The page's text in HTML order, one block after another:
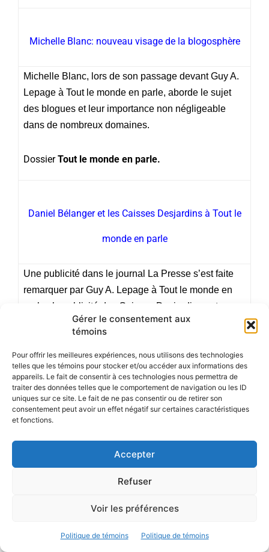
Gérer le consentement aux
témoins
Pour offrir les meilleures expériences, nous utilisons des technologies
telles que les témoins pour stocker et/ou accéder aux informations des
appareils. Le fait de consentir à ces technologies nous permettra de
traiter des données telles que le comportement de navigation ou les ID
uniques sur ce site. Le fait de ne pas consentir ou de retirer son
consentement peut avoir un effet négatif sur certaines caractéristiques
et fonctions.
Accepter
Refuser
Voir les préférences
Politique de témoins Politique de témoins
Michelle Blanc: nouveau visage de la blogosphère
Michelle Blanc, lors de son passage devant Guy A.
Lepage à Tout le monde en parle, aborde le sujet
des blogues et leur importance non négligeable
dans de nombreux domaines.
DossierTout le monde en parle.
Daniel Bélanger et les Caisses Desjardins à Tout le
monde en parle
Une publicité dans le journal La Presse s’est faite
remarquer par Guy A. Lepage à Tout le monde en
parle : la publicité des Caisses Desjardins entoure
un article sur Daniel Bélanger intitulé Conjuguer
avoir et être. Que penser de cette publicité dont
Daniel Bélanger n’était pas au courant?
DossierTout le monde en parle.
Le buzz de Julie Couillard tire-t-il à sa fin?
Les buzz sur les blogues : mots et expressions qui